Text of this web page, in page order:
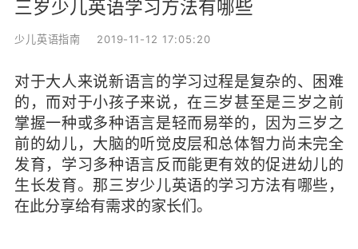
三岁少儿英语学习方法有哪些
少儿英语指南 2019-11-12 17:05:20
对于大人来说新语言的学习过程是复杂的、困难
的，而对于小孩子来说，在三岁甚至是三岁之前
掌握一种或多种语言是轻而易举的，因为三岁之
前的幼儿，大脑的听觉皮层和总体智力尚未完全
发育，学习多种语言反而能更有效的促进幼儿的
生长发育。那三岁少儿英语的学习方法有哪些，
在此分享给有需求的家长们。